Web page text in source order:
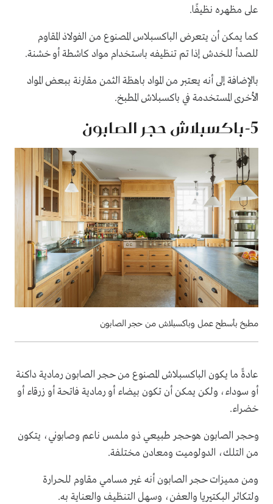
على مظهره نظيفًا.
كما يمكن أن يتعرض الباكسبلاس المصنوع من الفولاذ المقاوم
للصدأ للخدش إذا تم تنظيفه باستخدام مواد كاشطة أو خشنة.
بالإضافة إلى أنه يعتبر من المواد باهظة الثمن مقارنة ببعض المواد
الأخرى المستخدمة في باكسبلاش المطبخ.
5-باكسبلاش حجر الصابون
مطبخ بأسطح عمل وباكسبلاش من حجر الصابون
عادةً ما يكون الباكسبلاش المصنوع من حجر الصابون رمادية داكنة
أو سوداء، ولكن يمكن أن تكون بيضاء أو رمادية فاتحة أو زرقاء أو
خضراء.
وحجر الصابون هوحجر طبيعي ذو ملمس ناعم وصابوني، يتكون
من التلك، الدولوميت ومعادن مختلفة.
ومن مميزات حجر الصابون أنه غير مسامي مقاوم للحرارة
ولتكاثر البكتيريا والعفن، وسهل التنظيف والعناية به.